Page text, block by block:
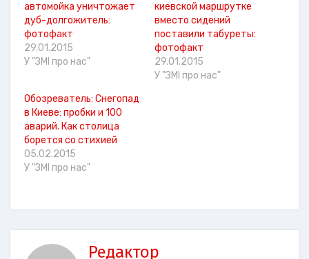
автомойка уничтожает
дуб-долгожитель:
фотофакт
29.01.2015
У "ЗМІ про нас"
киевской маршрутке
вместо сидений
поставили табуреты:
фотофакт
29.01.2015
У "ЗМІ про нас"
Обозреватель: Снегопад
в Киеве: пробки и 100
аварий. Как столица
борется со стихией
05.02.2015
У "ЗМІ про нас"
Редактор